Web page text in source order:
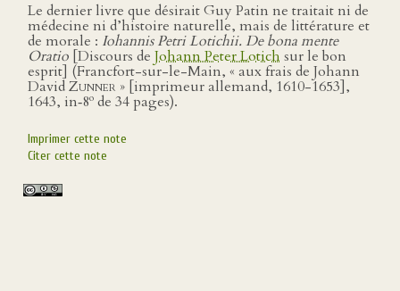
Le dernier livre que désirait Guy Patin ne traitait ni de
médecine ni d’histoire naturelle, mais de littérature et
de morale : Iohannis Petri Lotichii. De bona mente
Oratio [Discours de Johann Peter Lotich sur le bon
esprit] (Francfort-sur-le-Main, « aux frais de Johann
DavidZunner » [imprimeur allemand, 1610-1653],
1643, in‑8o de 34 pages).
Imprimer cette note
Citer cette note